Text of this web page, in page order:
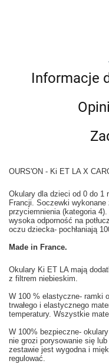
Informacje
OURS'ON - Ki ET LA X
Okulary dla dzieci od 0 do 1
Francji. Soczewki
przyciemnienia (kategoria
wysoka odporność na
oczu dziecka- pochłaniają
Made in France.
Okulary Ki ET LA mają
z filtrem niebieskim.
W 100 % elastyczne- ramki
trwałego i elastycznego
temperatury. Wszystkie
W 100% bezpieczne-
nie grozi porysowanie się
zestawie jest wygodna i
regulować.